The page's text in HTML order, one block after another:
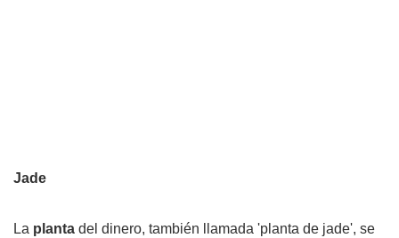
Jade
La planta del dinero, también llamada 'planta de jade', se